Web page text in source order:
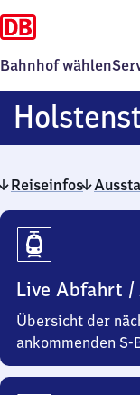
Bahnhof wählen
Reiseinfos
Reiseinfos
Live Abfahrt /
Übersicht der
ankommenden S-